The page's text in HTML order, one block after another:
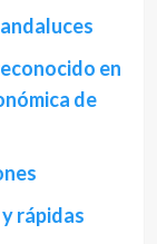
en
de
rápidas